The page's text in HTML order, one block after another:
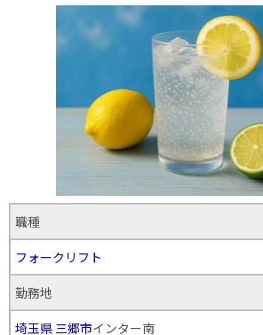
職種
フォークリフト
勤務地
埼玉県三郷市インター南